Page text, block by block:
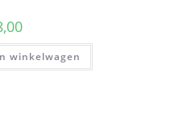
winkelwagen